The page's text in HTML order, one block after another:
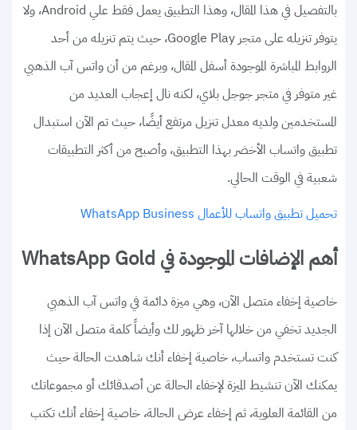
بالتفصيل في هذا المقال، وهذا التطبيق يعمل فقط علي Android، ولا
يتوفر تنزيله على متجر Google Play، حيث يتم تنزيله من أحد
الروابط المباشرة الموجودة أسفل المقال، وبرغم من أن واتس آب الذهبي
غير متوفر في متجر جوجل بلاي، لكنه نال إعجاب العديد من
المستخدمين ولديه معدل تنزيل مرتفع أيضًا، حيث تم الآن استبدال
تطبيق واتساب الأخضر بهذا التطبيق، وأصبح من أكثر التطبيقات
شعبية في الوقت الحالي.
تحميل تطبيق واتساب للأعمال WhatsApp Business
أهم الإضافات الموجودة في WhatsApp Gold
خاصية إخفاء متصل الآن، وهي ميزة دائمة في واتس آب الذهبي
الجديد تخفي من خلالها آخر ظهور لك وأيضاً كلمة متصل الآن إذا
كنت تستخدم واتساب، خاصية إخفاء أنك شاهدت الحالة حيث
يمكنك الآن تنشيط الميزة لإخفاء الحالة عن أصدقائك أو مجموعاتك
من القائمة العلوية، ثم إخفاء عرض الحالة، خاصية إخفاء أنك تكتب